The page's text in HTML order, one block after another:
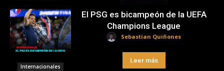
Internacionales
El PSG es bicampeón de la UEFA
Champions League
Sebastian Quiñones
Leer más